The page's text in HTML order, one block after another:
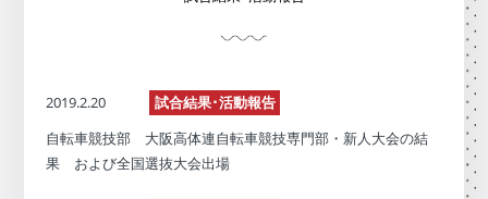
2019.2.20
試合結果･活動報告
自転車競技部 大阪高体連自転車競技専門部・新人大会の結
果 および全国選抜大会出場